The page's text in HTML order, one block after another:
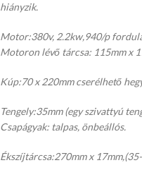
hiányzik.
Motor:380v, 2.2kw,940/p
Motoron lévő tárcsa: 115mm x
Kúp:70 x 220mm cserélhető
Tengely:35mm (egy szivattyú
Csapágyak: talpas, önbeállós.
Ékszíjtárcsa:270mm x